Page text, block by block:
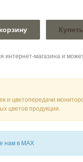
интернет-магазина и
и цветопередачи
цветов продукции.
нам в MAX